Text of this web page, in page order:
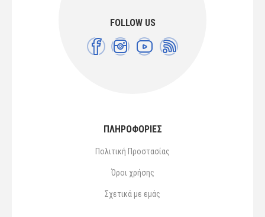
FOLLOW US
ΠΛΗΡΟΦΟΡΙΕΣ
Πολιτική Προστασίας
Όροι χρήσης
Σχετικά με εμάς